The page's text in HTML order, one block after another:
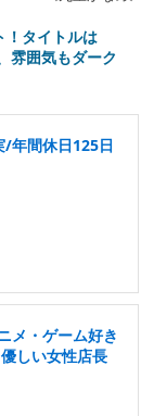
！タイトルは
雰囲気もダーク
年間休日125日
メ・ゲーム好き
しい女性店長